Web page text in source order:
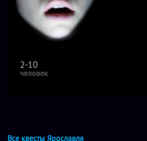
2-10
человек
Все квесты Ярославля